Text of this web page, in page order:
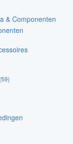
& Componenten
(59)